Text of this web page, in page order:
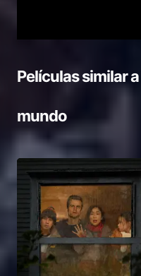
Películas similar a
mundo